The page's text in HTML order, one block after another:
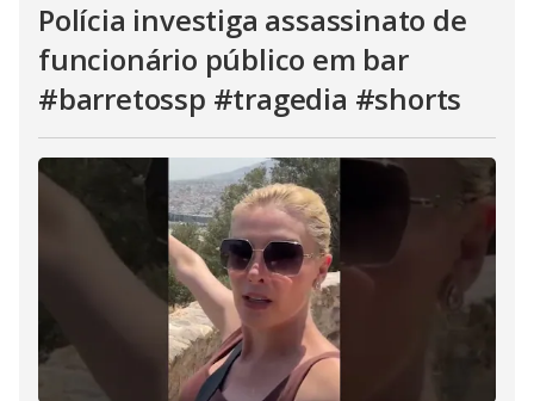
Polícia investiga assassinato de
funcionário público em bar
#barretossp #tragedia #shorts